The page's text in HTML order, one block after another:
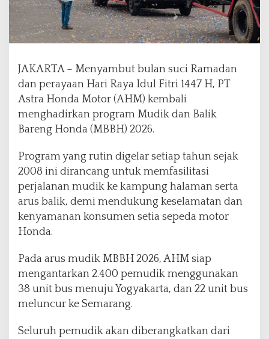
a
f
t
a
a
n
u
d
i
n
B
a
a
g
o
JAKARTA – Menyambut bulan suci Ramadan
dan perayaan Hari Raya Idul Fitri 1447 H, PT
Astra Honda Motor (AHM) kembali
menghadirkan program Mudik dan Balik
Bareng Honda (MBBH) 2026.
Program yang rutin digelar setiap tahun sejak
2008 ini dirancang untuk memfasilitasi
perjalanan mudik ke kampung halaman serta
arus balik, demi mendukung keselamatan dan
kenyamanan konsumen setia sepeda motor
Honda.
Pada arus mudik MBBH 2026, AHM siap
mengantarkan 2.400 pemudik menggunakan
38 unit bus menuju Yogyakarta, dan 22 unit bus
meluncur ke Semarang.
Seluruh pemudik akan diberangkatkan dari